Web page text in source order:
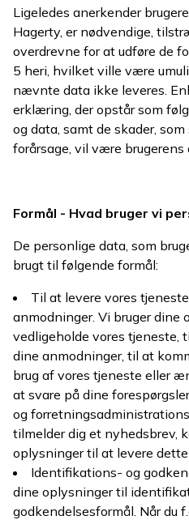
Ligeledes anerkender
Hagerty, er nødvendige,
overdrevne for at udføre de
5 heri, hvilket ville være
nævnte data ikke leveres.
erklæring, der opstår som
og data, samt de skader,
forårsage, vil være brugerens
Formål - Hvad bruger vi
De personlige data, som
brugt til følgende formål:
Til at levere vores
anmodninger. Vi bruger dine
vedligeholde vores tjeneste,
dine anmodninger, til at
brug af vores tjeneste eller
at svare på dine
og
tilmelder dig et nyhedsbrev,
oplysninger til at levere
Identifikations- og
dine oplysninger til
godkendelsesformål. Når du